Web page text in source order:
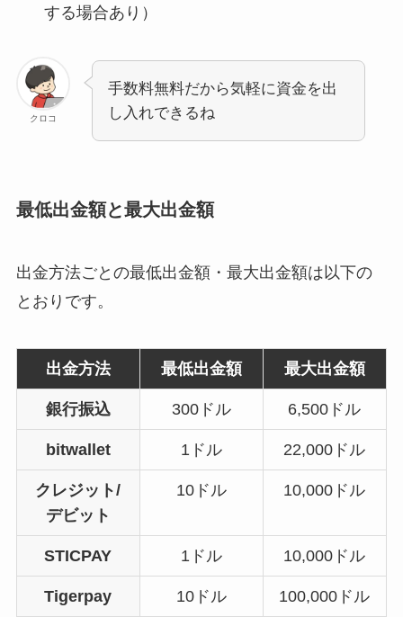
する場合あり）
クロコ
手数料無料だから気軽に資金を出
し入れできるね
最低出金額と最大出金額
出金方法ごとの最低出金額・最大出金額は以下の
とおりです。
出金方法 最低出金額 最大出金額
銀行振込 300ドル 6,500ドル
bitwallet 1ドル 22,000ドル
クレジット/
デビット
10ドル 10,000ドル
STICPAY 1ドル 10,000ドル
Tigerpay 10ドル 100,000ドル